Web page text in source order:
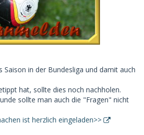
Saison in der Bundesliga und damit auch
hat, sollte dies noch nachholen.
sollte man auch die "Fragen" nicht
ist herzlich eingeladen>>